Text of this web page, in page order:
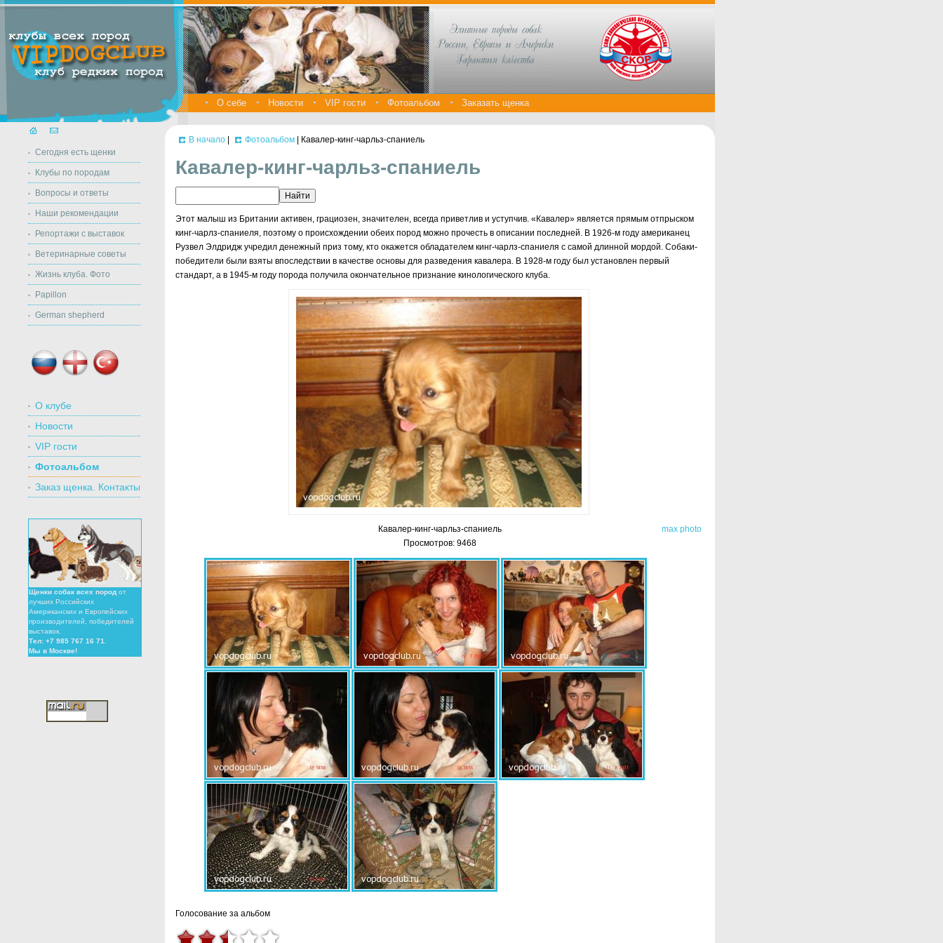
О себе Новости VIP гости Фотоальбом Заказать щенка
Сегодня есть щенки
Клубы по породам
Вопросы и ответы
Наши рекомендации
Репортажи с выставок
Ветеринарные советы
Жизнь клуба. Фото
Papillon
German shepherd
О клубе
Новости
VIP гости
Фотоальбом
Заказ щенка. Контакты
Щенки собак всех пород от
лучших Российских
Американских и Европейских
производителей, победителей
выставок.
Тел: +7 985 767 16 71.
Мы в Москве!
В начало Фотоальбом | Кавалер-кинг-чарльз-спаниель
Кавалер-кинг-чарльз-спаниель
Этот малыш из Британии активен, грациозен, значителен, всегда приветлив и уступчив. «Кавалер» является прямым отпрыском
кинг-чарлз-спаниеля, поэтому о происхождении обеих пород можно прочесть в описании последней. В 1926-м году американец
Рузвел Элдридж учредил денежный приз тому, кто окажется обладателем кинг-чарлз-спаниеля с самой длинной мордой. Собаки-
победители были взяты впоследствии в качестве основы для разведения кавалера. В 1928-м году был установлен первый
стандарт, а в 1945-м году порода получила окончательное признание кинологического клуба.
max photo
Кавалер-кинг-чарльз-спаниель
Просмотров: 9468
Голосование за альбом